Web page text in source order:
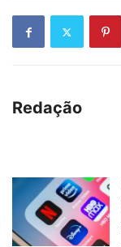
Redação